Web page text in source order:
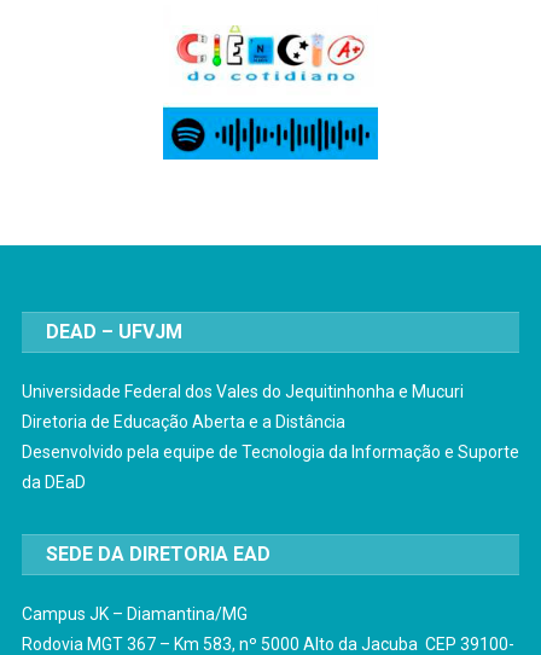
DEAD – UFVJM
Universidade Federal dos Vales do Jequitinhonha e Mucuri
Diretoria de Educação Aberta e a Distância
Desenvolvido pela equipe de Tecnologia da Informação e Suporte
da DEaD
SEDE DA DIRETORIA EAD
Campus JK – Diamantina/MG
Rodovia MGT 367 – Km 583, nº 5000 Alto da Jacuba CEP 39100-